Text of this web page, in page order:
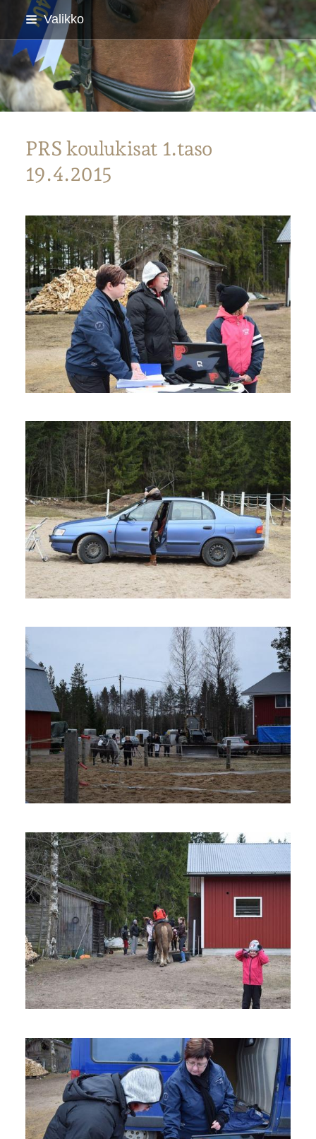
Siirry
sivun
sisältöön
Valikko
Parkanon Ratsastajat
PRS koulukisat 1.taso
19.4.2015